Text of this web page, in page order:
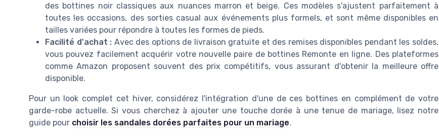
des bottines noir classiques aux nuances marron et beige. Ces modèles s'ajustent parfaitement à
toutes les occasions, des sorties casual aux événements plus formels, et sont même disponibles en
tailles variées pour répondre à toutes les formes de pieds.
Facilité d'achat : Avec des options de livraison gratuite et des remises disponibles pendant les soldes,
vous pouvez facilement acquérir votre nouvelle paire de bottines Remonte en ligne. Des plateformes
comme Amazon proposent souvent des prix compétitifs, vous assurant d'obtenir la meilleure offre
disponible.
Pour un look complet cet hiver, considérez l'intégration d'une de ces bottines en complément de votre
garde-robe actuelle. Si vous cherchez à ajouter une touche dorée à une tenue de mariage, lisez notre
guide pour choisir les sandales dorées parfaites pour un mariage.